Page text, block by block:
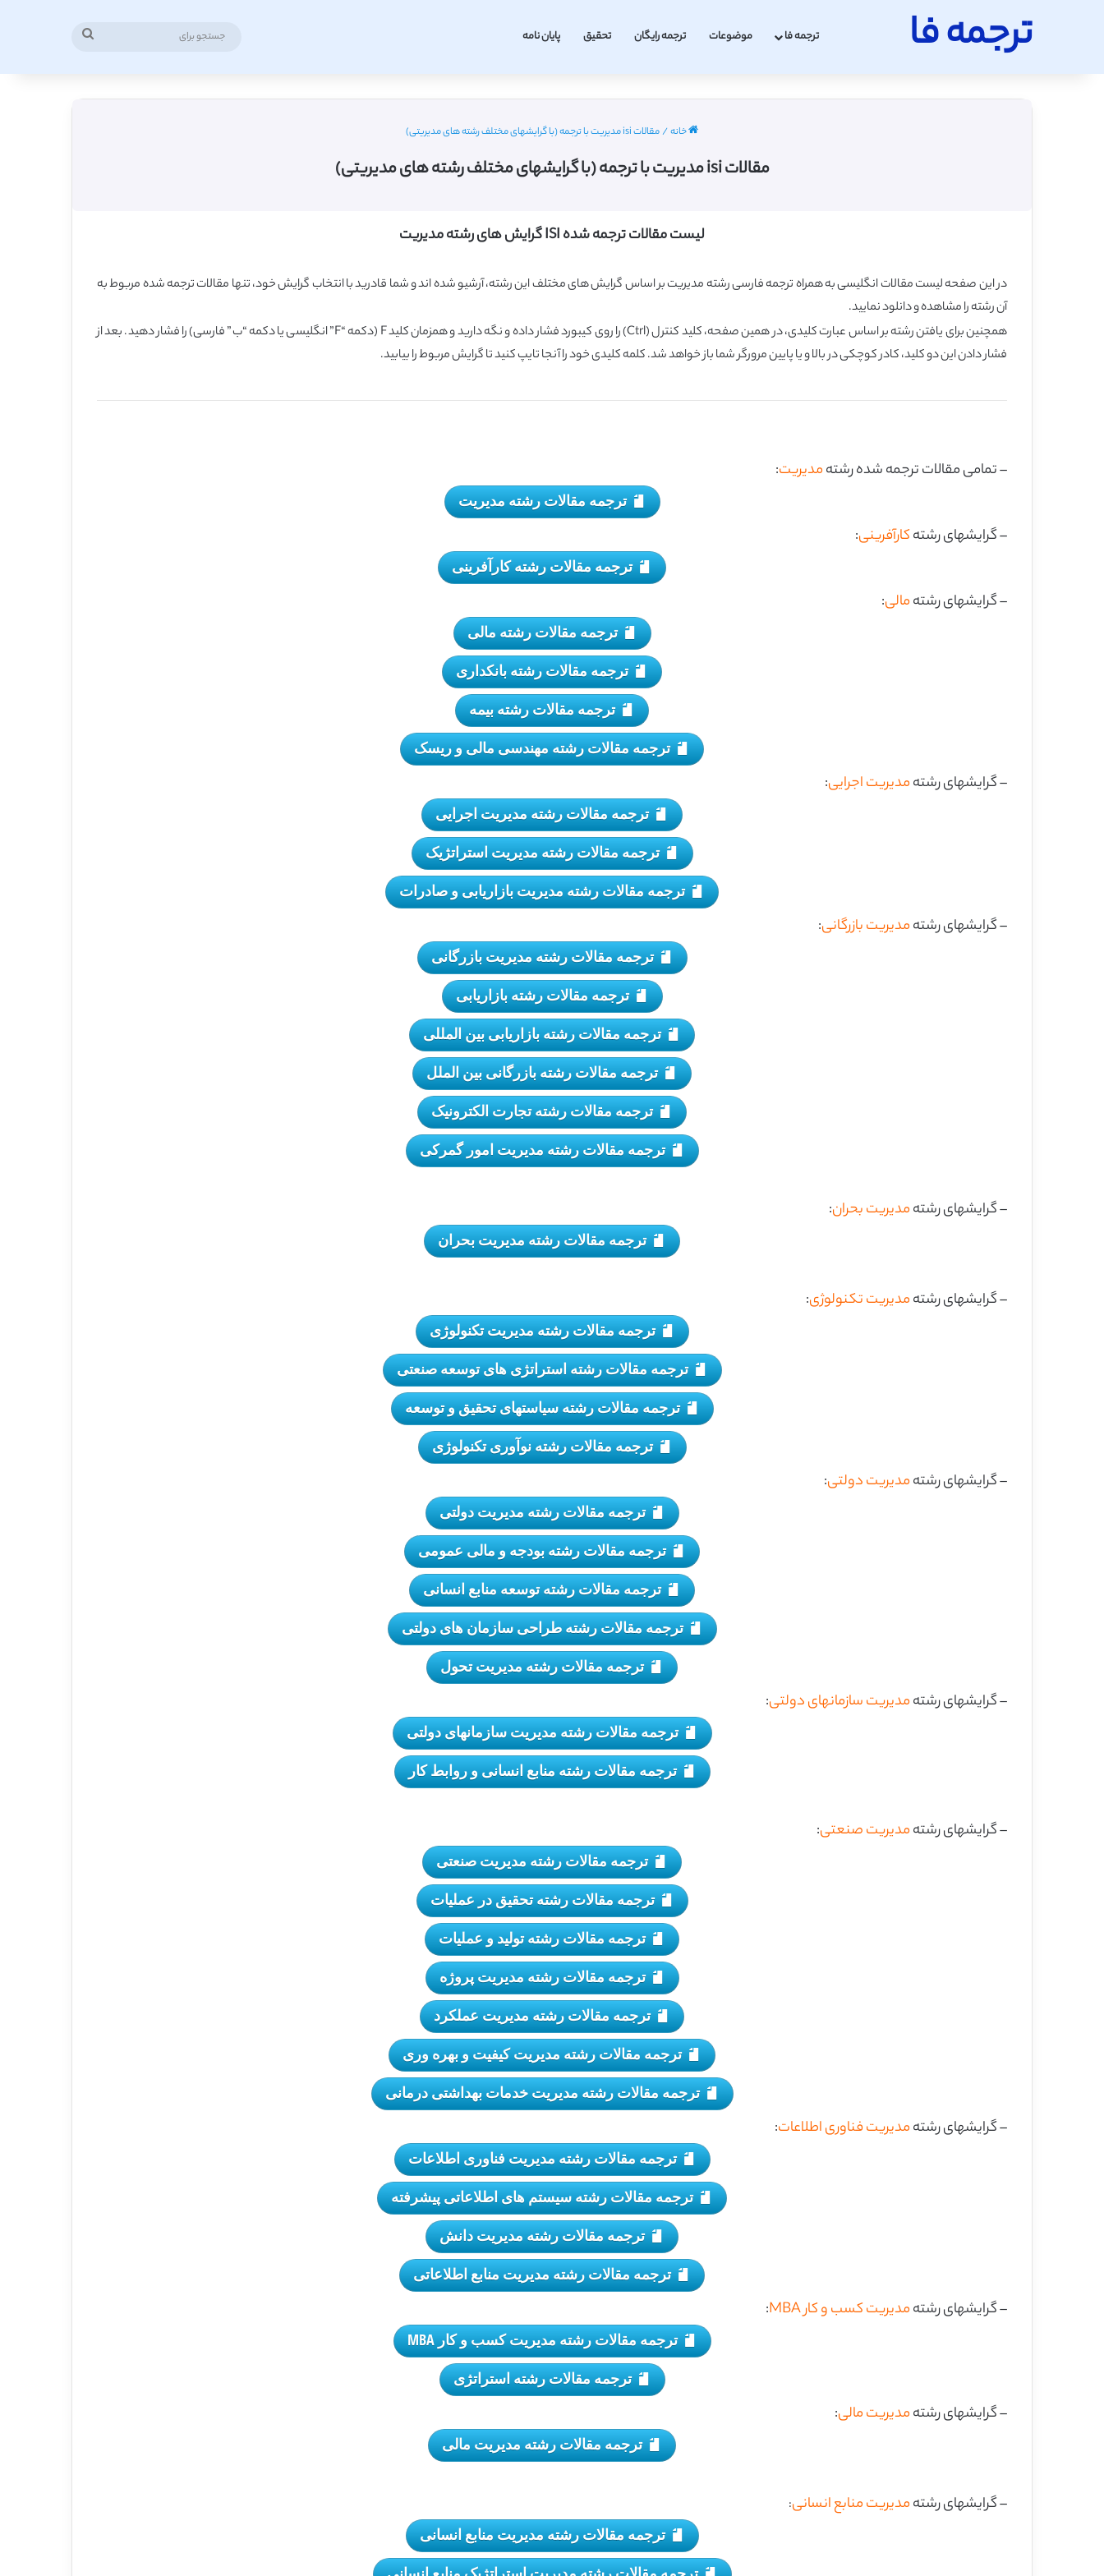
ترجمه فا ترجمه فا موضوعات ترجمه رایگان تحقیق پایان نامه
خانه/مقالات isi مدیریت با ترجمه (با گرایشهای مختلف رشته های مدیریتی)
مقالات isi مدیریت با ترجمه (با گرایشهای مختلف رشته های مدیریتی)
لیست مقالات ترجمه شده ISI گرایش های رشته مدیریت
در این صفحه لیست مقالات انگلیسی به همراه ترجمه فارسی رشته مدیریت بر اساس گرایش های مختلف این رشته، آرشیو شده اند و شما قادرید با انتخاب گرایش خود، تنها مقالات ترجمه شده مربوط به
آن رشته را مشاهده و دانلود نمایید.
همچنین برای یافتن رشته بر اساس عبارت کلیدی، در همین صفحه، کلید کنترل (Ctrl) را روی کیبورد فشار داده و نگه دارید و همزمان کلید F (دکمه “F” انگلیسی یا دکمه “ب” فارسی) را فشار دهید. بعد از
فشار دادن این دو کلید، کادر کوچکی در بالا و یا پایین مرورگر شما باز خواهد شد. کلمه کلیدی خود را آنجا تایپ کنید تا گرایش مربوط را بیابید.
– تمامی مقالات ترجمه شده رشتهمدیریت:
ترجمه مقالات رشته مدیریت
– گرایشهای رشتهکارآفرینی:
ترجمه مقالات رشته کارآفرینی
– گرایشهای رشتهمالی:
ترجمه مقالات رشته مالی
ترجمه مقالات رشته بانکداری
ترجمه مقالات رشته بیمه
ترجمه مقالات رشته مهندسی مالی و ریسک
– گرایشهای رشتهمدیریت اجرایی:
ترجمه مقالات رشته مدیریت اجرایی
ترجمه مقالات رشته مدیریت استراتژیک
ترجمه مقالات رشته مدیریت بازاریابی و صادرات
– گرایشهای رشتهمدیریت بازرگانی:
ترجمه مقالات رشته مدیریت بازرگانی
ترجمه مقالات رشته بازاریابی
ترجمه مقالات رشته بازاریابی بین المللی
ترجمه مقالات رشته بازرگانی بین الملل
ترجمه مقالات رشته تجارت الکترونیک
ترجمه مقالات رشته مدیریت امور گمرکی
– گرایشهای رشتهمدیریت بحران:
ترجمه مقالات رشته مدیریت بحران
– گرایشهای رشتهمدیریت تکنولوژی:
ترجمه مقالات رشته مدیریت تکنولوژی
ترجمه مقالات رشته استراتژی های توسعه صنعتی
ترجمه مقالات رشته سیاستهای تحقیق و توسعه
ترجمه مقالات رشته نوآوری تکنولوژی
– گرایشهای رشتهمدیریت دولتی:
ترجمه مقالات رشته مدیریت دولتی
ترجمه مقالات رشته بودجه و مالی عمومی
ترجمه مقالات رشته توسعه منابع انسانی
ترجمه مقالات رشته طراحی سازمان های دولتی
ترجمه مقالات رشته مدیریت تحول
– گرایشهای رشتهمدیریت سازمانهای دولتی:
ترجمه مقالات رشته مدیریت سازمانهای دولتی
ترجمه مقالات رشته منابع انسانی و روابط کار
– گرایشهای رشتهمدیریت صنعتی:
ترجمه مقالات رشته مدیریت صنعتی
ترجمه مقالات رشته تحقیق در عملیات
ترجمه مقالات رشته تولید و عملیات
ترجمه مقالات رشته مدیریت پروژه
ترجمه مقالات رشته مدیریت عملکرد
ترجمه مقالات رشته مدیریت کیفیت و بهره وری
ترجمه مقالات رشته مدیریت خدمات بهداشتی درمانی
– گرایشهای رشتهمدیریت فناوری اطلاعات:
ترجمه مقالات رشته مدیریت فناوری اطلاعات
ترجمه مقالات رشته سیستم های اطلاعاتی پیشرفته
ترجمه مقالات رشته مدیریت دانش
ترجمه مقالات رشته مدیریت منابع اطلاعاتی
– گرایشهای رشتهمدیریت کسب و کار MBA :
ترجمه مقالات رشته مدیریت کسب و کار MBA
ترجمه مقالات رشته استراتژی
– گرایشهای رشتهمدیریت مالی:
ترجمه مقالات رشته مدیریت مالی
– گرایشهای رشتهمدیریت منابع انسانی:
ترجمه مقالات رشته مدیریت منابع انسانی